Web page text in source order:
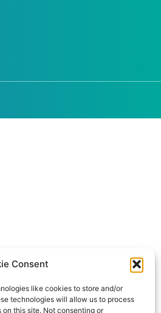
Consent
like cookies to store and/or
technologies will allow us to process
this site. Not consenting or